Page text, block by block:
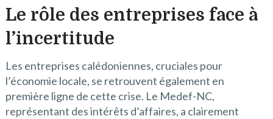
Le rôle des entreprises face à
l’incertitude
Les entreprises calédoniennes, cruciales pour
l’économie locale, se retrouvent également en
première ligne de cette crise. Le Medef-NC,
représentant des intérêts d’affaires, a clairement